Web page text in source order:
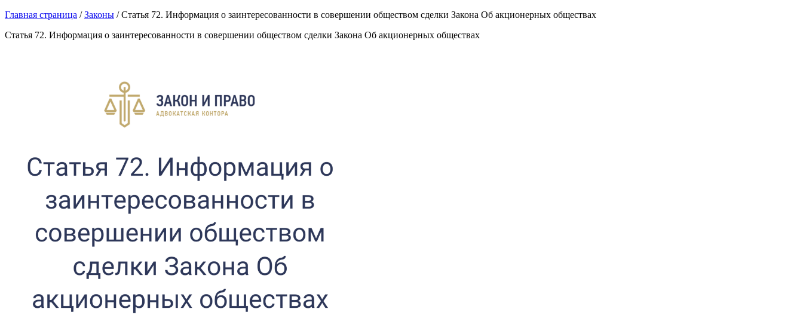
Главная страница /Законы /Статья 72. Информация о заинтересованности в совершении обществом сделки Закона Об акционерных обществах
Статья 72. Информация о заинтересованности в совершении обществом сделки Закона Об акционерных обществах